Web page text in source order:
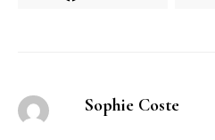
Sophie Coste